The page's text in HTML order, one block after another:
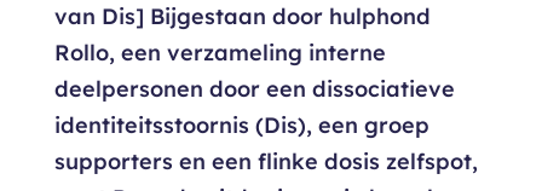
van Dis] Bijgestaan door hulphond
Rollo, een verzameling interne
deelpersonen door een dissociatieve
identiteitsstoornis (Dis), een groep
supporters en een flinke dosis zelfspot,